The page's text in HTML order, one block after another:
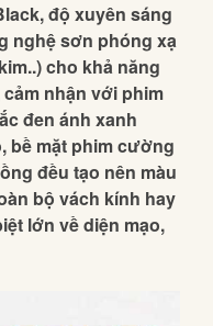
độ xuyên sáng
nghệ sơn phóng xạ
cho khả năng
nhận với phim
đen ánh xanh
bề mặt phim cường
đều tạo nên màu
bộ vách kính hay
lớn về diện mạo,